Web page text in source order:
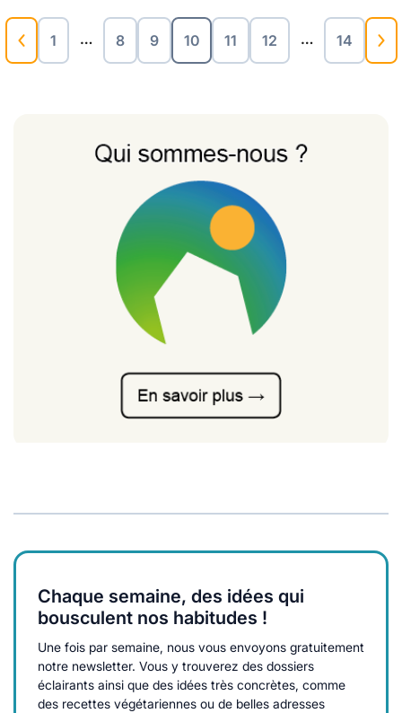
1 … 8 9 10 11 12 … 14
Chaque semaine, des idées qui
bousculent nos habitudes !
Une fois par semaine, nous vous envoyons gratuitement
notre newsletter. Vous y trouverez des dossiers
éclairants ainsi que des idées très concrètes, comme
des recettes végétariennes ou de belles adresses